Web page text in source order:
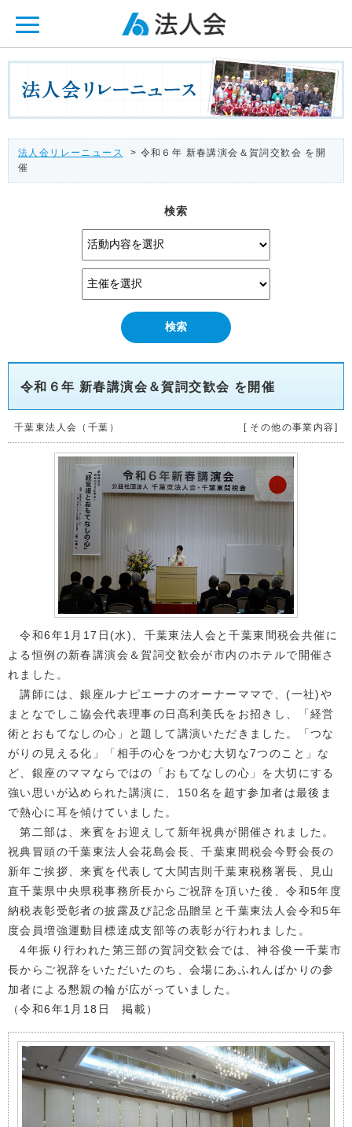
法人会リレーニュース
> 令和６年 新春講演会＆賀詞交歓会 を開
催
検索
令和６年 新春講演会＆賀詞交歓会 を開催
千葉東法人会（千葉） [ その他の事業内容]
令和6年1月17日(水)、千葉東法人会と千葉東間税会共催に
よる恒例の新春講演会＆賀詞交歓会が市内のホテルで開催さ
れました。
講師には、銀座ルナピエーナのオーナーママで、(一社)や
まとなでしこ協会代表理事の日髙利美氏をお招きし、「経営
術とおもてなしの心」と題して講演いただきました。「つな
がりの見える化」「相手の心をつかむ大切な7つのこと」な
ど、銀座のママならではの「おもてなしの心」を大切にする
強い思いが込められた講演に、150名を超す参加者は最後ま
で熱心に耳を傾けていました。
第二部は、来賓をお迎えして新年祝典が開催されました。
祝典冒頭の千葉東法人会花島会長、千葉東間税会今野会長の
新年ご挨拶、来賓を代表して大関吉則千葉東税務署長、見山
直千葉県中央県税事務所長からご祝辞を頂いた後、令和5年度
納税表彰受彰者の披露及び記念品贈呈と千葉東法人会令和5年
度会員増強運動目標達成支部等の表彰が行われました。
4年振り行われた第三部の賀詞交歓会では、神谷俊一千葉市
長からご祝辞をいただいたのち、会場にあふれんばかりの参
加者による懇親の輪が広がっていました。
（令和6年1月18日 掲載）